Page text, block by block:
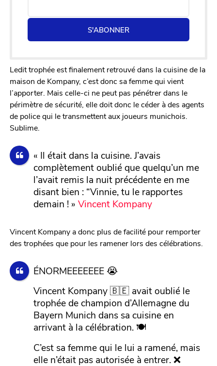
S'ABONNER
Ledit trophée est finalement retrouvé dans la cuisine de la
maison de Kompany, c’est donc sa femme qui vient
l’apporter. Mais celle-ci ne peut pas pénétrer dans le
périmètre de sécurité, elle doit donc le céder à des agents
de police qui le transmettent aux joueurs munichois.
Sublime.
« Il était dans la cuisine. J’avais
complètement oublié que quelqu’un me
l’avait remis la nuit précédente en me
disant bien : “Vinnie, tu le rapportes
demain ! » Vincent Kompany
Vincent Kompany a donc plus de facilité pour remporter
des trophées que pour les ramener lors des célébrations.
ÉNORMEEEEEEE 😭
Vincent Kompany 🇧🇪 avait oublié le
trophée de champion d’Allemagne du
Bayern Munich dans sa cuisine en
arrivant à la célébration. 🍽️
C’est sa femme qui le lui a ramené, mais
elle n’était pas autorisée à entrer. ❌